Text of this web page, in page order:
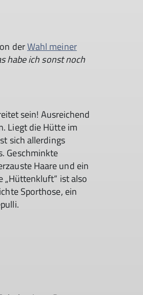
derWahl meiner
habe ich sonst noch
sein! Ausreichend
Liegt die Hütte im
sich allerdings
Geschminkte
Haare und ein
„Hüttenkluft“ ist also
Sporthose, ein